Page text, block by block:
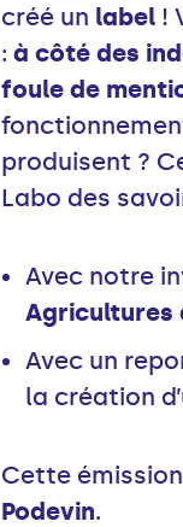
créé un label !
: à côté des
foule de
produisent ?
Labo des
Avec notre
Agricultures
Avec un
la création
Cette
Podevin.